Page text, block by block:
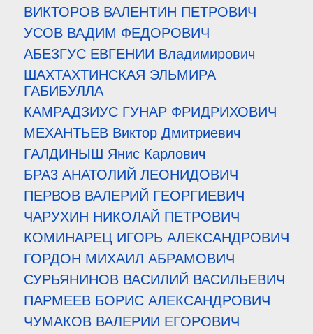
ВИКТОРОВ ВАЛЕНТИН ПЕТРОВИЧ
УСОВ ВАДИМ ФЕДОРОВИЧ
АБЕЗГУС ЕВГЕНИИ Владимирович
ШАХТАХТИНСКАЯ ЭЛЬМИРА
ГАБИБУЛЛА
КАМРАДЗИУС ГУНАР ФРИДРИХОВИЧ
МЕХАНТЬЕВ Виктор Дмитриевич
ГАЛДИНЫШ Янис Карлович
БРА3 АНАТОЛИЙ ЛЕОНИДОВИЧ
ПЕРВОВ ВАЛЕРИЙ ГЕОРГИЕВИЧ
ЧАРУХИН НИКОЛАЙ ПЕТРОВИЧ
КОМИНАРЕЦ ИГОРЬ АЛЕКСАНДРОВИЧ
ГОРДОН МИХАИЛ АБРАМОВИЧ
СУРЬЯНИНОВ ВАСИЛИЙ ВАСИЛЬЕВИЧ
ПАРМЕЕВ БОРИС АЛЕКСАНДРОВИЧ
ЧУМАКОВ ВАЛЕРИИ ЕГОРОВИЧ